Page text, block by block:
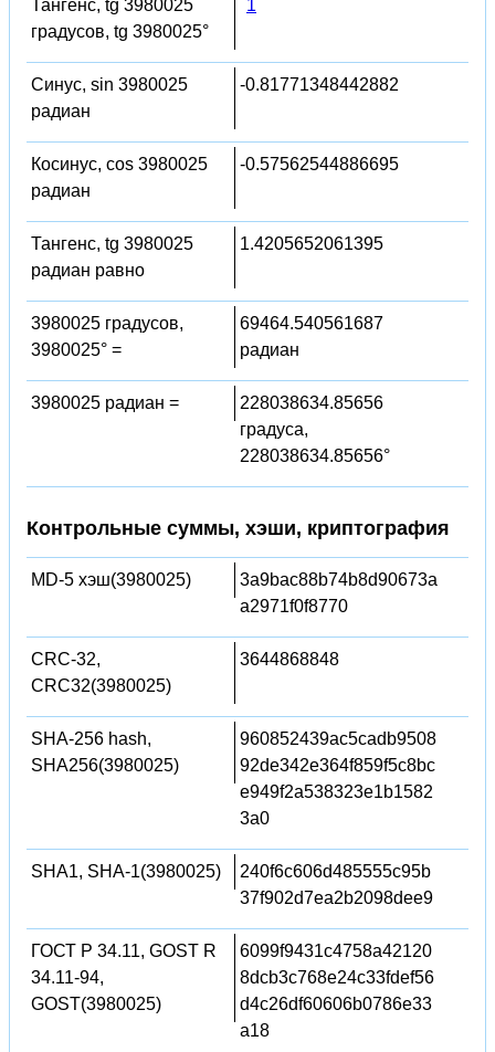
Тангенс, tg 3980025
градусов, tg 3980025°
1
Синус, sin 3980025
радиан
-0.81771348442882
Косинус, cos 3980025
радиан
-0.57562544886695
Тангенс, tg 3980025
радиан равно
1.4205652061395
3980025 градусов,
3980025° =
69464.540561687
радиан
3980025 радиан =
228038634.85656
градуса,
228038634.85656°
Контрольные суммы, хэши, криптография
MD-5 хэш(3980025)
3a9bac88b74b8d90673a
a2971f0f8770
CRC-32,
CRC32(3980025)
3644868848
SHA-256 hash,
SHA256(3980025)
960852439ac5cadb9508
92de342e364f859f5c8bc
e949f2a538323e1b1582
3a0
SHA1, SHA-1(3980025)
240f6c606d485555c95b
37f902d7ea2b2098dee9
ГОСТ Р 34.11, GOST R
34.11-94,
GOST(3980025)
6099f9431c4758a42120
8dcb3c768e24c33fdef56
d4c26df60606b0786e33
a18